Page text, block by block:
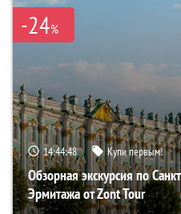
-24%
14:44:46 Купи первым!
Обзорная экскурсия по
Эрмитажа от Zont Tour